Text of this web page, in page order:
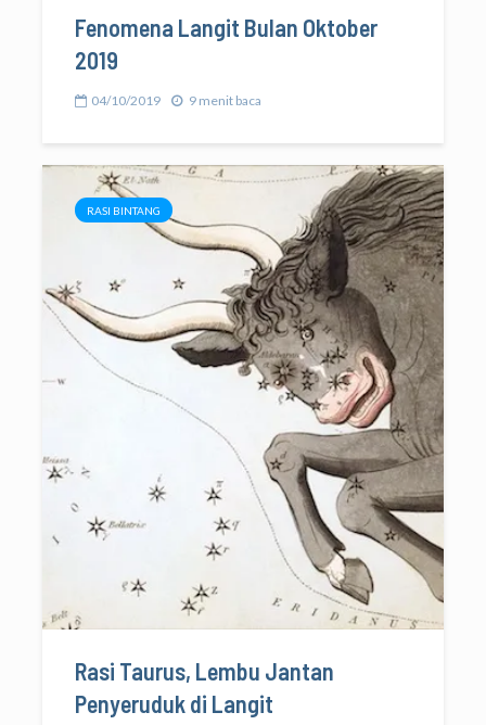
Fenomena Langit Bulan Oktober
2019
04/10/2019 9 menit baca
RASI BINTANG
Rasi Taurus, Lembu Jantan
Penyeruduk di Langit